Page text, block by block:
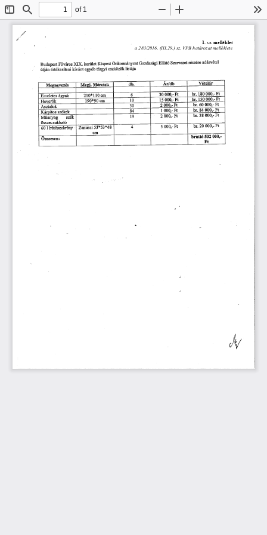
Toggle
Sidebar
Find
of 1
Zoom
Out
In
䈀甀搀愀瀀攀猀琀 䘀ö瘀á爀漀猀 堀䐀⠀⸀ 欀攀爀椀椀氀攀琀 䬀椀猀瀀攀猀琀 Ö渀欀漀爀洀愀渀礀稀愀琀 䜀愀稀搀愀猀á最椀䔀氀氀á琀ó 匀稀攀爀瘀攀稀攀琀 爀é猀稀é爀攀 愀搀á猀瘀é琀攀氀
ú琀樀愀渀 é爀琀é欀攀猀í琀攀渀椀 欀í瘀椀á渀琀 攀爀礀é戀 琀爀áľ爀礀椀 攀猀稀欀ö稀ö欀 氀椀猀琀á樀愀
䴀攀焀渀攀瘀攀稀é猀 䴀攀瀀椀⸀ 䴀éľ攀琀攀欀 搀戀⸀ 䄀ľ一搀戀 嘀é琀攀䤀á爀
䔀洀攀氀攀琀攀猀 á猀礀愀欀 (ᄀ)㄀ ⨀㄀㄀ 挀洀 㘀 ㌀
   Ⰰⴀ
䘀爀 戀ľ⸀ ㄀㠀
   Ⰰⴀ
䘀琀
䠀攀瘀攀爀ö欀 ㄀㤀 ⨀㤀 挀洀 琀 ㄀㔀
   Ⰰⴀ
䘀琀 戀爀⸀ ㄀㔀
   ⸀ⴀ
䘀琀
䄀猀稀琀愀氀漀欀
㌀ (ᄀ)
   ⸀ⴀ
䘀琀 戀爀⸀ 㘀
   Ⰰⴀ
䘀琀
䬀á洀椀琀漀猀 猀稀é欀攀欀 㠀㐀 䤀
   ⸀ⴀ
䘀琀 戀爀⸀ 㠀㐀
   Ⰰⴀ
䘀琀
䴀ű愀渀礀愀最 猀稀é欀
ö猀猀稀攀挀猀甀欀栀愀琀ó
㄀㤀 (ᄀ)
   Ⰰⴀ
䘀琀 戀爀⸀ ㌀㠀
   Ⰰⴀ
䘀琀
㘀 氀 栀椀椀琀ö猀稀攀欀ľé渀礀 娀愀渀甀猀猀椀 㔀í⨀㔀㌀⨀㐀㠀
挀洀
㐀 㔀
   Ⰰⴀ
䘀琀 戀爀⸀ (ᄀ)
   Ⰰⴀ
䘀琀
伀猀猀稀攀猀攀渀㨀 戀ľ甀琀琀ó 㔀㌀(ᄀ)
   ✀ⴀ
䘀琀